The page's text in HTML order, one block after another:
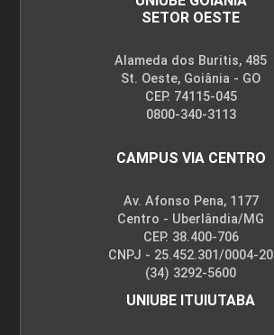
Transportes
Transporte: Funcionalidade e
10h
SETOR OESTE
Alameda dos Buritis, 485
St. Oeste, Goiânia - GO
CEP. 74115-045
0800-340-3113
CAMPUS VIA CENTRO
Av. Afonso Pena, 1177
Centro - Uberlândia/MG
CEP. 38.400-706
CNPJ - 25.452.301/0004-20
(34) 3292-5600
UNIUBE ITUIUTABA